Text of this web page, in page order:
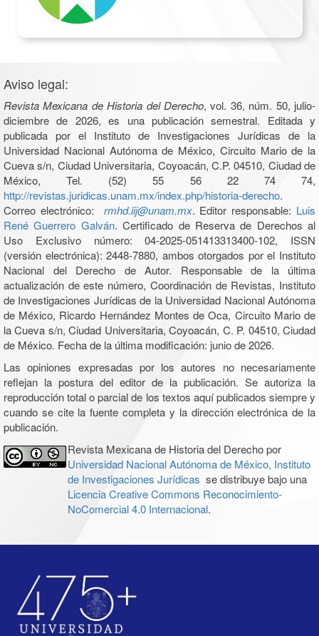
Aviso legal:
Revista Mexicana de Historia del Derecho, vol. 36, núm. 50, julio-
diciembre de 2026, es una publicación semestral. Editada y
publicada por el Instituto de Investigaciones Jurídicas de la
Universidad Nacional Autónoma de México, Circuito Mario de la
Cueva s/n, Ciudad Universitaria, Coyoacán, C.P. 04510, Ciudad de
México, Tel. (52) 55 56 22 74 74,
http://revistas.juridicas.unam.mx/index.php/historia-derecho.
Correo electrónico:
rmhd.iij@unam.mx. Editor responsable: Luis
René Guerrero Galván. Certificado de Reserva de Derechos al
Uso Exclusivo número: 04-2025-051413313400-102, ISSN
(versión electrónica): 2448-7880, ambos otorgados por el Instituto
Nacional del Derecho de Autor. Responsable de la última
actualización de este número, Coordinación de Revistas, Instituto
de Investigaciones Jurídicas de la Universidad Nacional Autónoma
de México, Ricardo Hernández Montes de Oca, Circuito Mario de
la Cueva s/n, Ciudad Universitaria, Coyoacán, C. P. 04510, Ciudad
de México. Fecha de la última modificación: junio de 2026.
Las opiniones expresadas por los autores no necesariamente
reflejan la postura del editor de la publicación. Se autoriza la
reproducción total o parcial de los textos aquí publicados siempre y
cuando se cite la fuente completa y la dirección electrónica de la
publicación.
Revista Mexicana de Historia del Derecho por
Universidad Nacional Autónoma de México, Instituto
de Investigaciones Jurídicas se distribuye bajo una
Licencia Creative Commons Reconocimiento-
NoComercial 4.0 Internacional.